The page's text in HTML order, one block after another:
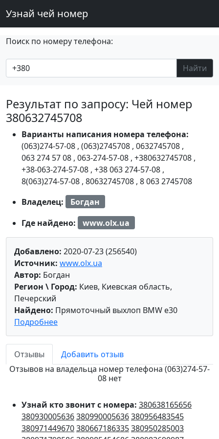
Узнай чей номер
Поиск по номеру телефона:
Найти
Результат по запросу: Чей номер
380632745708
Варианты написания номера телефона:
(063)274-57-08 , (063)2745708 , 0632745708 ,
063 274 57 08 , 063-274-57-08 , +380632745708 ,
+38-063-274-57-08 , +38 063 274-57-08 ,
8(063)274-57-08 , 80632745708 , 8 063 2745708
Владелец:
Богдан
Где найдено:
www.olx.ua
Добавлено: 2020-07-23 (256540)
Источник: www.olx.ua
Автор: Богдан
Регион \ Город: Киев, Киевская область,
Печерский
Найдено: Прямоточный выхлоп BMW e30
Подробнее
Отзывы
Добавить отзыв
Отзывов на владельца номер телефона (063)274-57-
08 нет
Узнай кто звонит с номера: 380638165656
380930005636380990005636380956483545
380971449670380667186335380950285003